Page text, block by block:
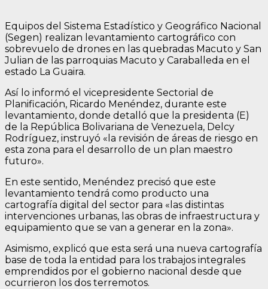
Equipos del Sistema Estadístico y Geográfico Nacional
(Segen) realizan levantamiento cartográfico con
sobrevuelo de drones en las quebradas Macuto y San
Julian de las parroquias Macuto y Caraballeda en el
estado La Guaira.
Así lo informó el vicepresidente Sectorial de
Planificación, Ricardo Menéndez, durante este
levantamiento, donde detalló que la presidenta (E)
de la República Bolivariana de Venezuela, Delcy
Rodríguez, instruyó «la revisión de áreas de riesgo en
esta zona para el desarrollo de un plan maestro
futuro».
En este sentido, Menéndez precisó que este
levantamiento tendrá como producto una
cartografía digital del sector para «las distintas
intervenciones urbanas, las obras de infraestructura y
equipamiento que se van a generar en la zona».
Asimismo, explicó que esta será una nueva cartografía
base de toda la entidad para los trabajos integrales
emprendidos por el gobierno nacional desde que
ocurrieron los dos terremotos.